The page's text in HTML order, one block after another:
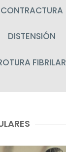
CONTRACTURA
DISTENSIÓN
FIBRILAR